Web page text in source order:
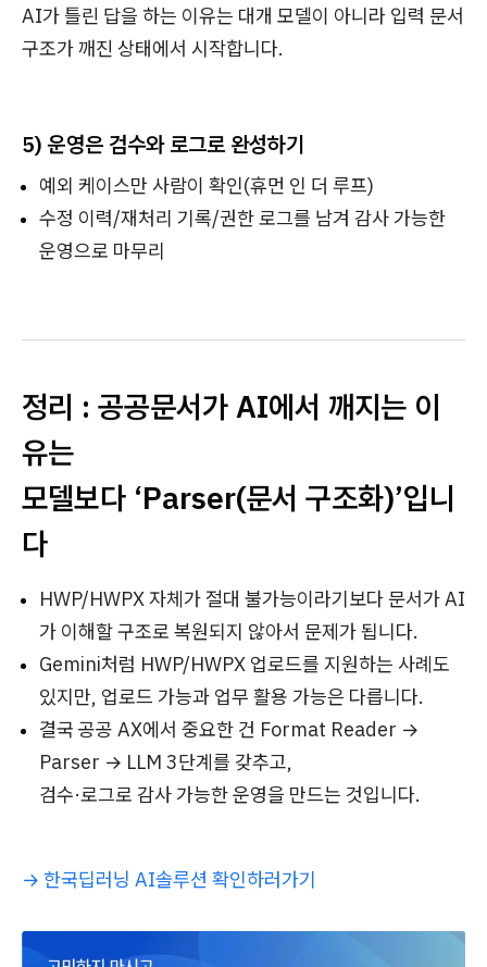
AI가 틀린 답을 하는 이유는 대개 모델이 아니라 입력 문서
구조가 깨진 상태에서 시작합니다.
5) 운영은 검수와 로그로 완성하기
예외 케이스만 사람이 확인(휴먼 인 더 루프)
수정 이력/재처리 기록/권한 로그를 남겨 감사 가능한
운영으로 마무리
정리 : 공공문서가 AI에서 깨지는 이
유는
모델보다 ‘Parser(문서 구조화)’입니
다
HWP/HWPX 자체가 절대 불가능이라기보다 문서가 AI
가 이해할 구조로 복원되지 않아서 문제가 됩니다.
Gemini처럼 HWP/HWPX 업로드를 지원하는 사례도
있지만, 업로드 가능과 업무 활용 가능은 다릅니다.
결국 공공 AX에서 중요한 건 Format Reader →
Parser → LLM 3단계를 갖추고,
검수·로그로 감사 가능한 운영을 만드는 것입니다.
→ 한국딥러닝 AI솔루션 확인하러가기